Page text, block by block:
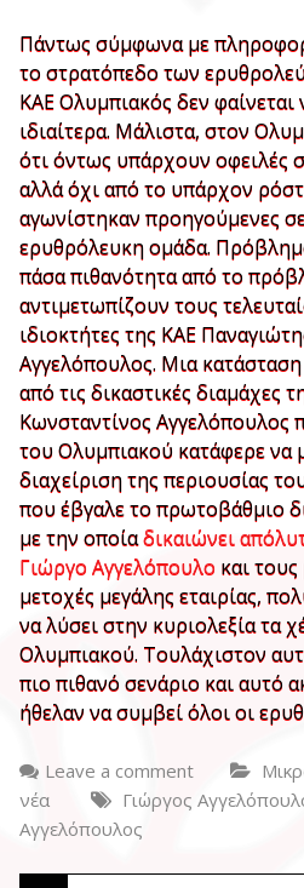
Πάντως σύμφωνα με
το στρατόπεδο των
ΚΑΕ Ολυμπιακός δεν
ιδιαίτερα. Μάλιστα, στον
ότι όντως υπάρχουν οφειλές
αλλά όχι από το υπάρχον
αγωνίστηκαν προηγούμενες
ερυθρόλευκη ομάδα.
πάσα πιθανότητα από το
αντιμετωπίζουν τους
ιδιοκτήτες της ΚΑΕ
Αγγελόπουλος. Μια
από τις δικαστικές διαμάχες
Κωνσταντίνος Αγγελόπουλος
του Ολυμπιακού κατάφερε να
διαχείριση της περιουσίας
που έβγαλε το πρωτοβάθμιο
με την οποίαδικαιώνει
Γιώργο Αγγελόπουλο και τους
μετοχές μεγάλης εταιρίας,
να λύσει στην κυριολεξία τα
Ολυμπιακού. Τουλάχιστον
πιο πιθανό σενάριο και αυτό
ήθελαν να συμβεί όλοι οι
Leave a comment
νέα
Γιώργος
Αγγελόπουλος